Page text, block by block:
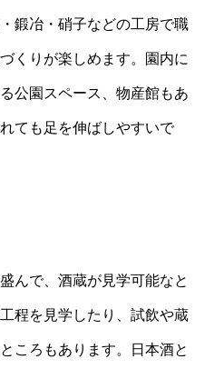
鍛冶・硝子などの工房で職
くりが楽しめます。園内に
公園スペース、物産館もあ
ても足を伸ばしやすいで
んで、酒蔵が見学可能なと
程を見学したり、試飲や蔵
ころもあります。日本酒と